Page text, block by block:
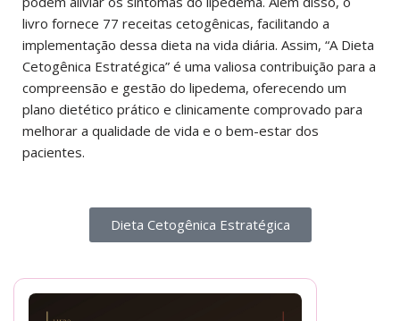
livro fornece 77 receitas cetogênicas, facilitando a
implementação dessa dieta na vida diária. Assim, “A Dieta
Cetogênica Estratégica” é uma valiosa contribuição para a
compreensão e gestão do lipedema, oferecendo um
plano dietético prático e clinicamente comprovado para
melhorar a qualidade de vida e o bem-estar dos
pacientes.
Dieta Cetogênica Estratégica